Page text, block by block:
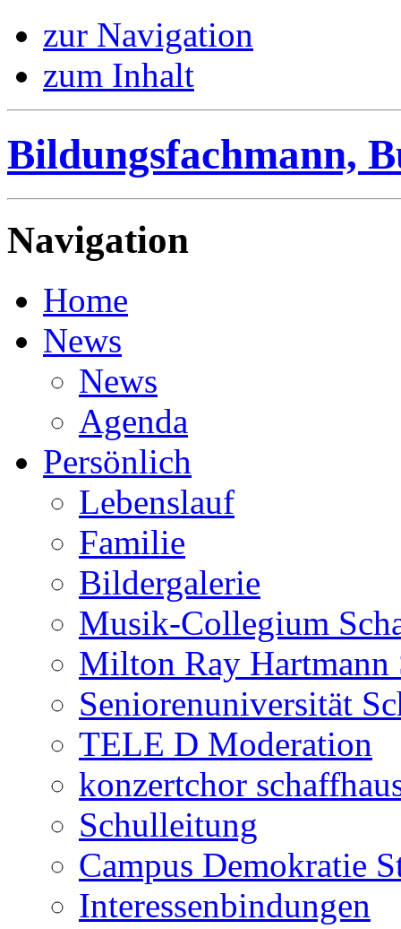
zur Navigation
zum Inhalt
Bildungsfachmann,
Navigation
Home
News
News
Agenda
Persönlich
Lebenslauf
Familie
Bildergalerie
Musik-Collegium
Milton Ray
Seniorenuniversität
TELE D Moderation
konzertchor
Schulleitung
Campus Demokratie
Interessenbindungen